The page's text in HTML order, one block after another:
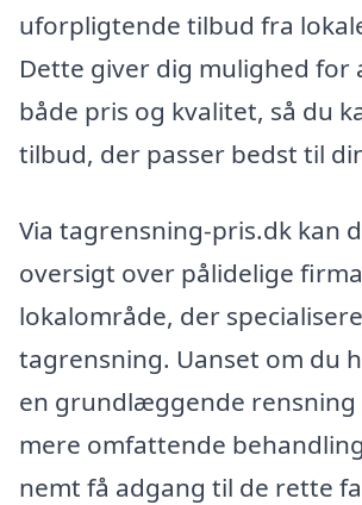
uforpligtende tilbud fra
Dette giver dig mulighed for
både pris og kvalitet, så du
tilbud, der passer bedst til
Via tagrensning-pris.dk kan
oversigt over pålidelige
lokalområde, der
tagrensning. Uanset om du
en grundlæggende rensning
mere omfattende
nemt få adgang til de rette